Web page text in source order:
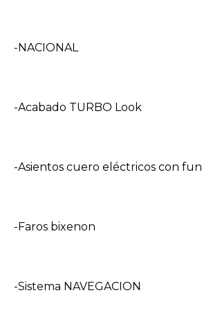
-NACIONAL
-Acabado TURBO Look
-Asientos cuero eléctricos con
-Faros bixenon
-Sistema NAVEGACION